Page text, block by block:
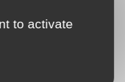
to activate